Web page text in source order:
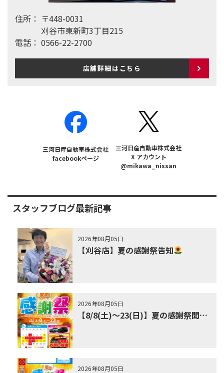
住所： 〒448-0031
刈谷市東新町3丁目215
電話： 0566-22-2700
店舗詳細はこちら
三河日産自動車株式会社
facebookページ
三河日産自動車株式会社
X アカウント
@mikawa_nissan
スタッフブログ最新記事
2026年08月05日
【刈谷店】夏の感謝祭告知
2026年08月05日
【8/8(土)～23(日)】夏の感謝祭開…
2026年08月05日